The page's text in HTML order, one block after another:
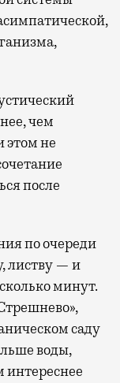
чем
этом не
после
по очереди
листву — и
минут.
саду
воды,
интереснее